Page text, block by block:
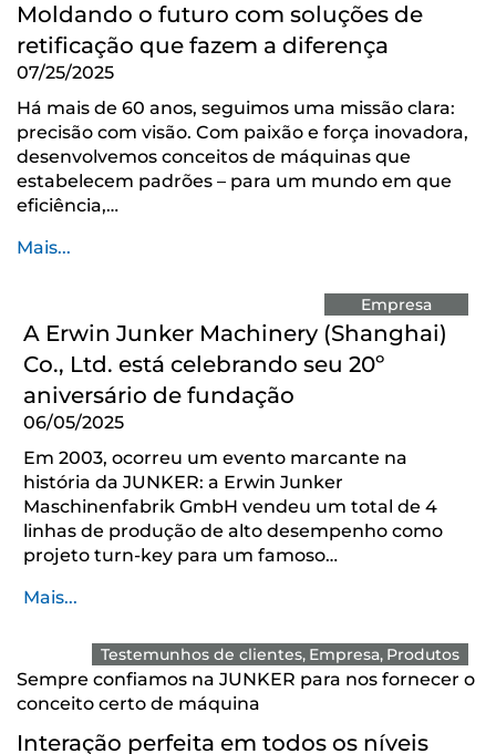
Moldando o futuro com soluções de
retificação que fazem a diferença
07/25/2025
Há mais de 60 anos, seguimos uma missão clara:
precisão com visão. Com paixão e força inovadora,
desenvolvemos conceitos de máquinas que
estabelecem padrões – para um mundo em que
eficiência,…
Mais...
Empresa
A Erwin Junker Machinery (Shanghai)
Co., Ltd. está celebrando seu 20º
aniversário de fundação
06/05/2025
Em 2003, ocorreu um evento marcante na
história da JUNKER: a Erwin Junker
Maschinenfabrik GmbH vendeu um total de 4
linhas de produção de alto desempenho como
projeto turn-key para um famoso…
Mais...
Testemunhos de clientes Empresa Produtos
Sempre confiamos na JUNKER para nos fornecer o
conceito certo de máquina
Interação perfeita em todos os níveis